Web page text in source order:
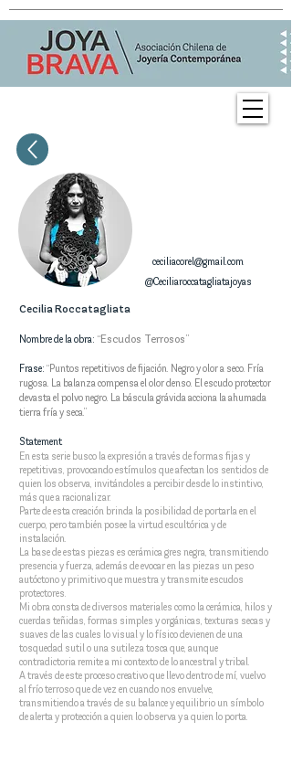
ceciliacorel@gmail.com
@Ceciliaroccatagliatajoyas
Cecilia Roccatagliata
Nombre de la obra: “Escudos Terrosos”
Frase: “Puntos repetitivos de fijación. Negro y olor a seco. Fría
rugosa. La balanza compensa el olor denso. El escudo protector
devasta el polvo negro. La báscula grávida acciona la ahumada
tierra fría y seca.”
Statement
En esta serie busco la expresión a través de formas fijas y
repetitivas, provocando estímulos que afectan los sentidos de
quien los observa, invitándoles a percibir desde lo instintivo,
más que a racionalizar.
Parte de esta creación brinda la posibilidad de portarla en el
cuerpo, pero también posee la virtud escultórica y de
instalación.
La base de estas piezas es cerámica gres negra, transmitiendo
presencia y fuerza, además de evocar en las piezas un peso
autóctono y primitivo que muestra y transmite escudos
protectores.
Mi obra consta de diversos materiales como la cerámica, hilos y
cuerdas teñidas, formas simples y orgánicas, texturas secas y
suaves de las cuales lo visual y lo físico devienen de una
tosquedad sutil o una sutileza tosca que, aunque
contradictoria remite a mi contexto de lo ancestral y tribal.
A través de este proceso creativo que llevo dentro de mí, vuelvo
al frío terroso que de vez en cuando nos envuelve,
transmitiendo a través de su balance y equilibrio un símbolo
de alerta y protección a quien lo observa y a quien lo porta.